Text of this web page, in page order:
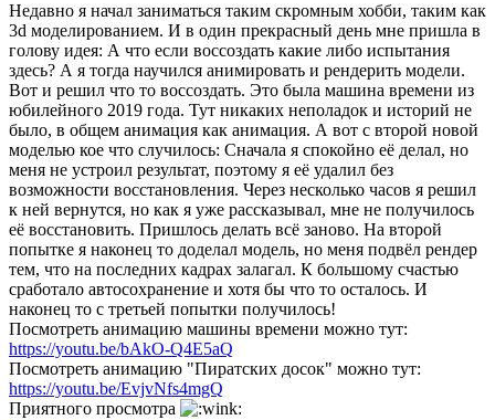
Недавно я начал заниматься таким скромным хобби, таким как
3d моделированием. И в один прекрасный день мне пришла в
голову идея: А что если воссоздать какие либо испытания
здесь? А я тогда научился анимировать и рендерить модели.
Вот и решил что то воссоздать. Это была машина времени из
юбилейного 2019 года. Тут никаких неполадок и историй не
было, в общем анимация как анимация. А вот с второй новой
моделью кое что случилось: Сначала я спокойно её делал, но
меня не устроил результат, поэтому я её удалил без
возможности восстановления. Через несколько часов я решил
к ней вернутся, но как я уже рассказывал, мне не получилось
её восстановить. Пришлось делать всё заново. На второй
попытке я наконец то доделал модель, но меня подвёл рендер
тем, что на последних кадрах залагал. К большому счастью
сработало автосохранение и хотя бы что то осталось. И
наконец то с третьей попытки получилось!
Посмотреть анимацию машины времени можно тут:
https://youtu.be/bAkO-Q4E5aQ
Посмотреть анимацию "Пиратских досок" можно тут:
https://youtu.be/EvjvNfs4mgQ
Приятного просмотра